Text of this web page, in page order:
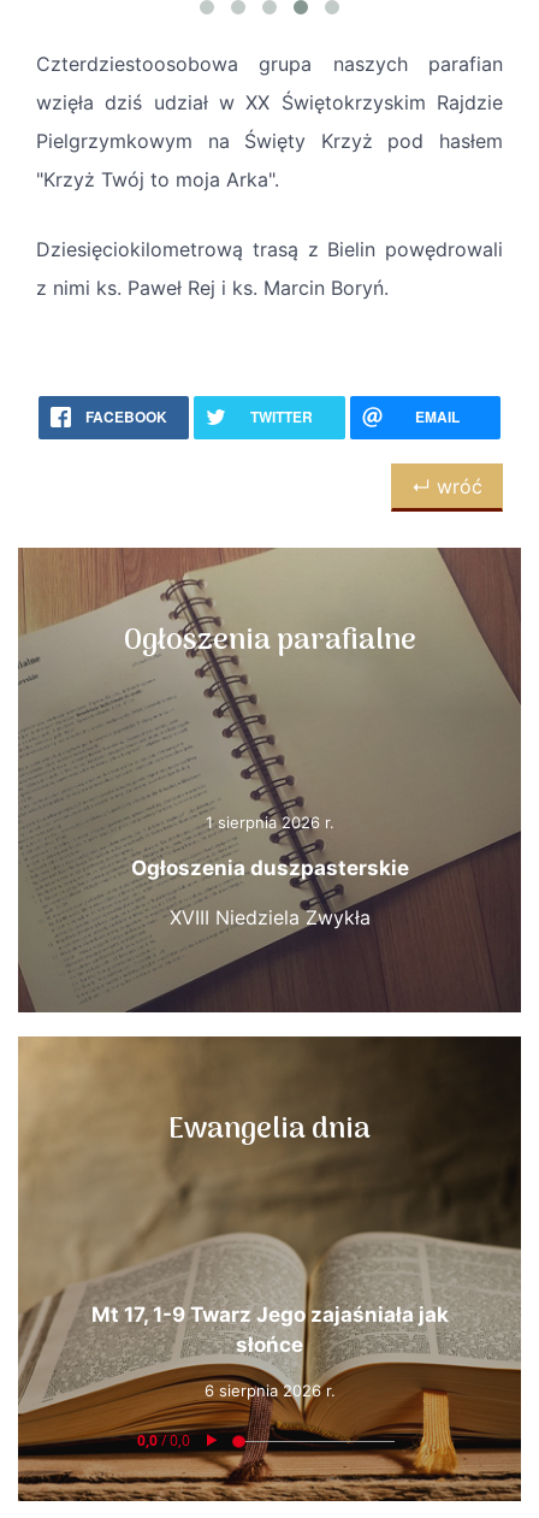
Czterdziestoosobowa grupa naszych parafian
wzięła dziś udział w XX Świętokrzyskim Rajdzie
Pielgrzymkowym na Święty Krzyż pod hasłem
"Krzyż Twój to moja Arka".
Dziesięciokilometrową trasą z Bielin powędrowali
z nimi ks. Paweł Rej i ks. Marcin Boryń.
FACEBOOK TWITTER EMAIL
↵ wróć
Ogłoszenia parafialne
1 sierpnia 2026 r.
Ogłoszenia duszpasterskie
XVIII Niedziela Zwykła
Ewangelia dnia
Mt 17, 1-9 Twarz Jego zajaśniała jak
słońce
6 sierpnia 2026 r.